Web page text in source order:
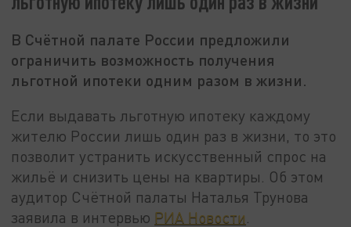
В Счётной палате России предложили
ограничить возможность получения
льготной ипотеки одним разом в жизни.
Если выдавать льготную ипотеку каждому
жителю России лишь один раз в жизни, то это
позволит устранить искусственный спрос на
жильё и снизить цены на квартиры. Об этом
аудитор Счётной палаты Наталья Трунова
заявила в интервью РИА Новости